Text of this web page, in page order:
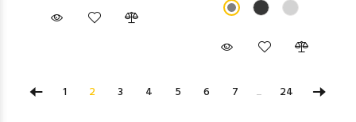
1 2 3 4 5 6 7 ... 24